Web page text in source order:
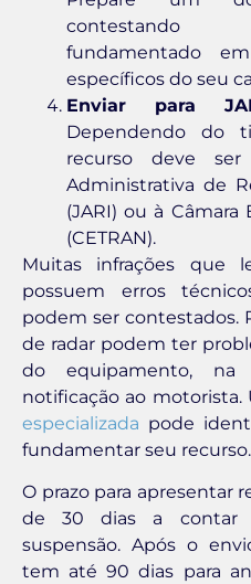
contestando
fundamentado
específicos do seu
Enviar para
Dependendo do
recurso deve
Administrativa de
(JARI) ou à Câmara
(CETRAN).
Muitas infrações que
possuem erros
podem ser contestados.
de radar podem ter
do equipamento,
notificação ao motorista.
especializada pode
fundamentar seu recurso.
O prazo para apresentar
de 30 dias a contar
suspensão. Após o
tem até 90 dias para